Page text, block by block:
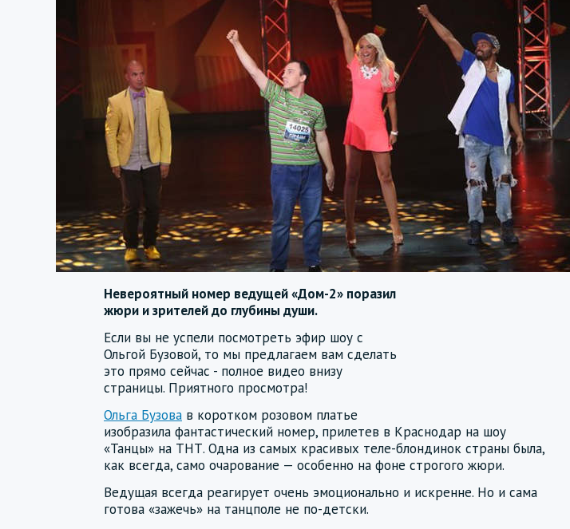
Невероятный номер ведущей «Дом-2» поразил
жюри и зрителей до глубины души.
Если вы не успели посмотреть эфир шоу с
Ольгой Бузовой, то мы предлагаем вам сделать
это прямо сейчас - полное видео внизу
страницы. Приятного просмотра!
Ольга Бузова в коротком розовом платье
изобразила фантастический номер, прилетев в Краснодар на шоу
«Танцы» на ТНТ. Одна из самых красивых теле-блондинок страны была,
как всегда, само очарование — особенно на фоне строгого жюри.
Ведущая всегда реагирует очень эмоционально и искренне. Но и сама
готова «зажечь» на танцполе не по-детски.